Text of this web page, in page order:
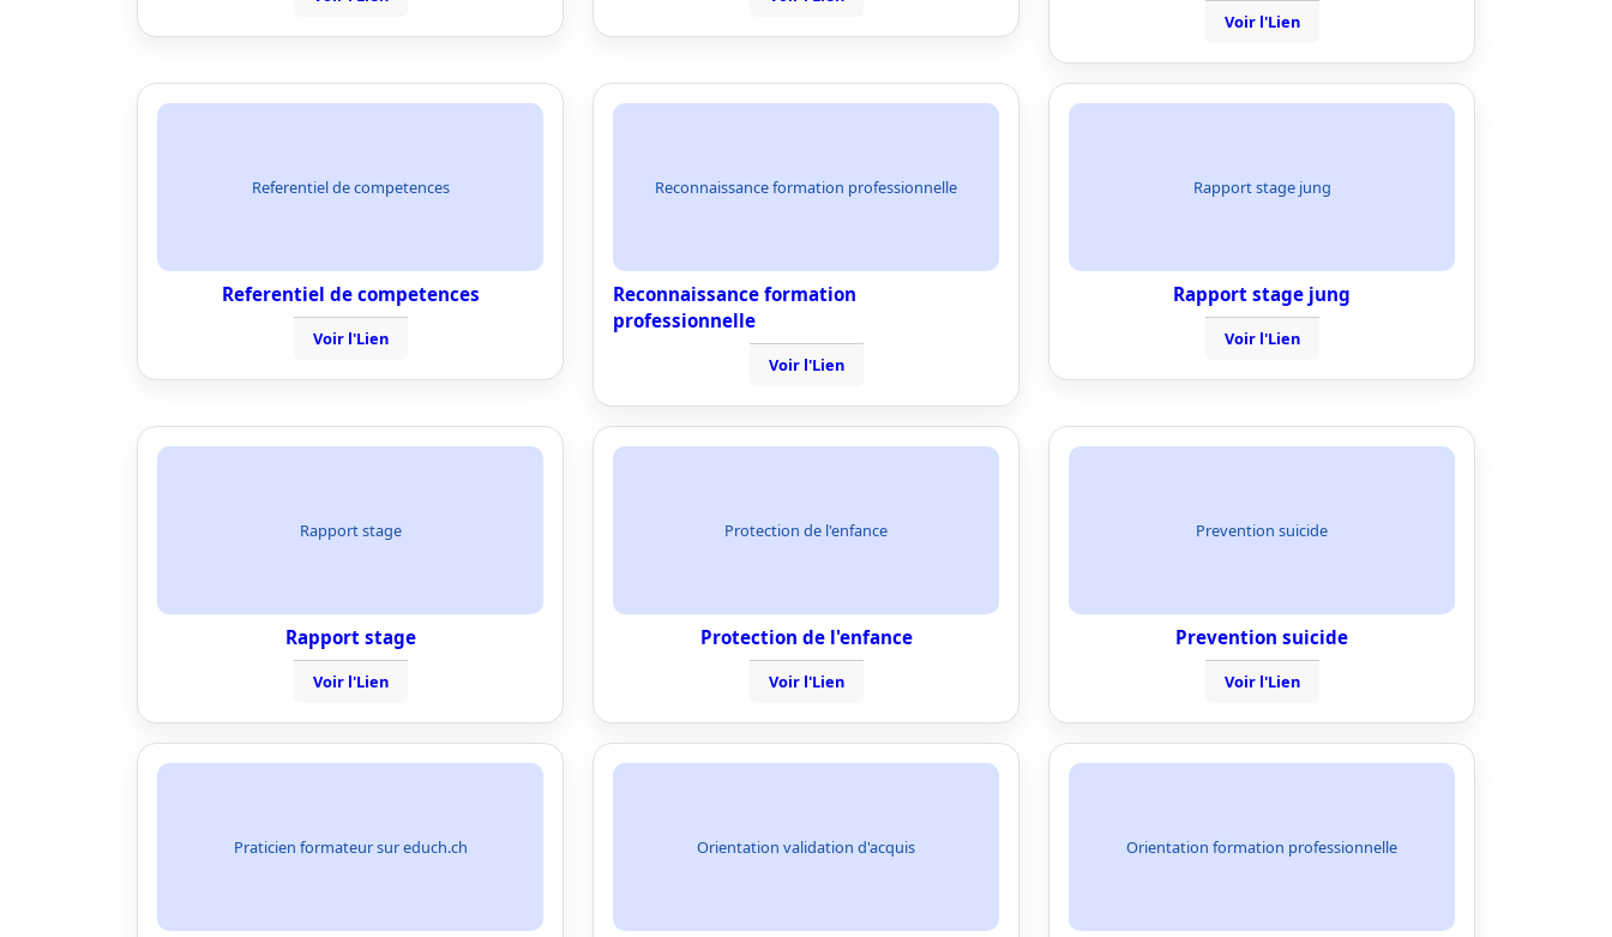
Voir l'Lien
Referentiel de competences
Referentiel de competences
Voir l'Lien
Reconnaissance formation professionnelle
Reconnaissance formation
professionnelle
Voir l'Lien
Rapport stage jung
Rapport stage jung
Voir l'Lien
Rapport stage
Rapport stage
Voir l'Lien
Protection de l'enfance
Protection de l'enfance
Voir l'Lien
Prevention suicide
Prevention suicide
Voir l'Lien
Praticien formateur sur educh.ch Orientation validation d'acquis Orientation formation professionnelle